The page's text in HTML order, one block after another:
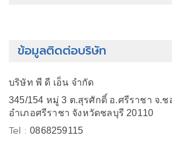
ข้อมูลติดต่อบริษัท
บริษัท พี ดี เอ็น จำกัด
345/154 หมู่ 3 ต.สุรศักดิ์ อ.ศรีราชา จ.ช
อำเภอศรีราชา จังหวัดชลบุรี 20110
Tel :0868259115